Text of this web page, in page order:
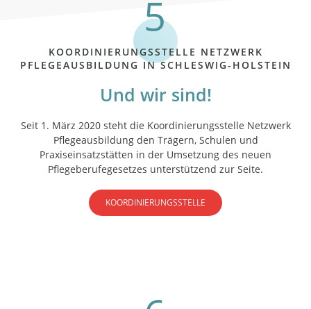
KOORDINIERUNGSSTELLE NETZWERK
PFLEGEAUSBILDUNG IN SCHLESWIG-HOLSTEIN
Und wir sind!
Seit 1. März 2020 steht die Koordinierungsstelle Netzwerk
Pflegeausbildung den Trägern, Schulen und
Praxiseinsatzstätten in der Umsetzung des neuen
Pflegeberufegesetzes unterstützend zur Seite.
KOORDINIERUNGSSTELLE